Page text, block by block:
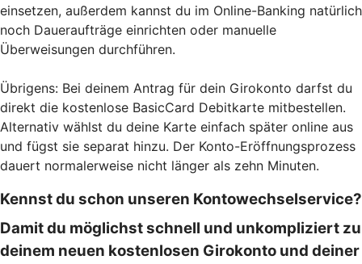
einsetzen, außerdem kannst du im Online-Banking natürlich
noch Daueraufträge einrichten oder manuelle
Überweisungen durchführen.
Übrigens: Bei deinem Antrag für dein Girokonto darfst du
direkt die kostenlose BasicCard Debitkarte mitbestellen.
Alternativ wählst du deine Karte einfach später online aus
und fügst sie separat hinzu. Der Konto-Eröffnungsprozess
dauert normalerweise nicht länger als zehn Minuten.
Kennst du schon unseren Kontowechselservice?
Damit du möglichst schnell und unkompliziert zu
deinem neuen kostenlosen Girokonto und deiner